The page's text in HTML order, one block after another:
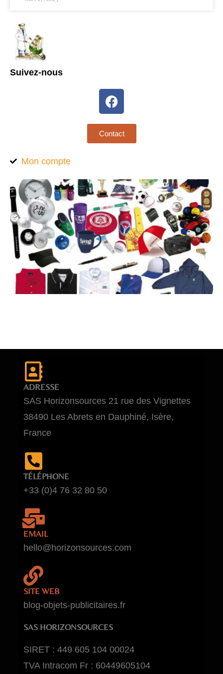
Suivez-nous
Contact
Mon compte
ADRESSE
SAS Horizonsources 21 rue des Vignettes
38490 Les Abrets en Dauphiné, Isère,
France
TÉLÉPHONE
+33 (0)4 76 32 80 50
EMAIL
hello@horizonsources.com
SITE WEB
blog-objets-publicitaires.fr
SAS HORIZONSOURCES
SIRET : 449 605 104 00024
TVA Intracom Fr : 60449605104